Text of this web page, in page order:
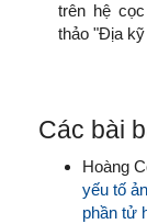
trên hệ
thảo "Địa
Các bài
Hoàng
yếu tố
phần tử